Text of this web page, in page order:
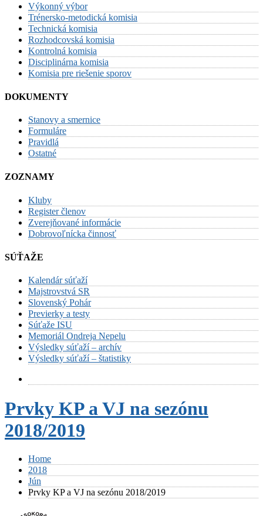
Výkonný výbor
Trénersko-metodická komisia
Technická komisia
Rozhodcovská komisia
Kontrolná komisia
Disciplinárna komisia
Komisia pre riešenie sporov
DOKUMENTY
Stanovy a smernice
Formuláre
Pravidlá
Ostatné
ZOZNAMY
Kluby
Register členov
Zverejňované informácie
Dobrovoľnícka činnosť
SÚŤAŽE
Kalendár súťaží
Majstrovstvá SR
Slovenský Pohár
Previerky a testy
Súťaže ISU
Memoriál Ondreja Nepelu
Výsledky súťaží – archív
Výsledky súťaží – štatistiky
Prvky KP a VJ na sezónu
2018/2019
Home
2018
Jún
Prvky KP a VJ na sezónu 2018/2019